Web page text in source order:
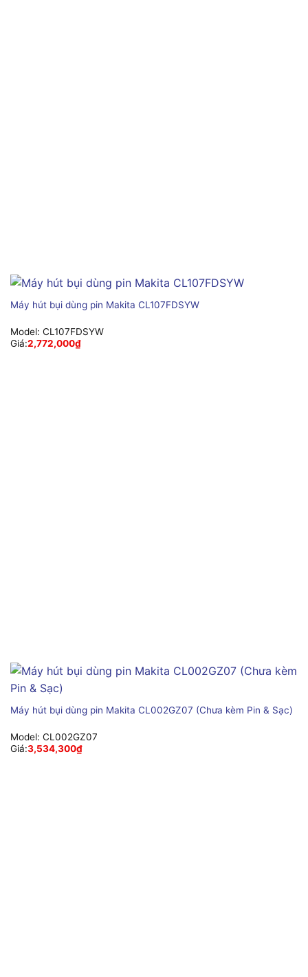
Máy hút bụi dùng pin Makita CL107FDSYW
Model: CL107FDSYW
Giá:2,772,000₫
Máy hút bụi dùng pin Makita CL002GZ07 (Chưa kèm Pin & Sạc)
Model: CL002GZ07
Giá:3,534,300₫